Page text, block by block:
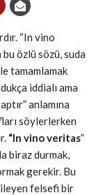
“In vino
bu özlü sözü, suda
tamamlamak
iddialı ama
anlamına
söylerlerken
“In vino veritas”
biraz durmak,
gerekir. Bu
felsefi bir